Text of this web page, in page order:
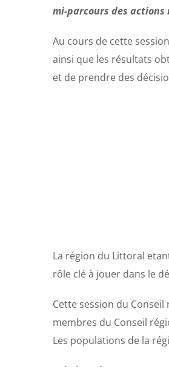
mi-parcours des actions
Au cours de cette
ainsi que les résultats
et de prendre des
La région du Littoral
rôle clé à jouer dans le
Cette session du
membres du Conseil
Les populations de la